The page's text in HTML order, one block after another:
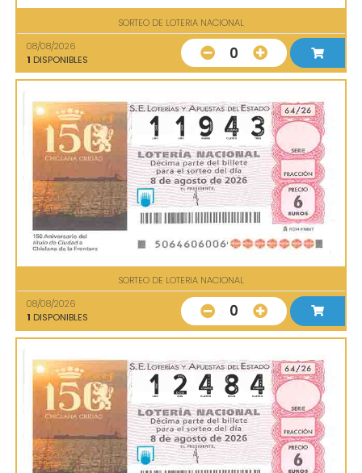
SORTEO DE LOTERIA NACIONAL
08/08/2026
1 DISPONIBLES 0
SORTEO DE LOTERIA NACIONAL
08/08/2026
1 DISPONIBLES 0